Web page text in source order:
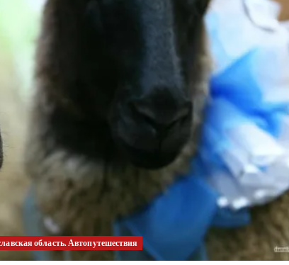
область. Автопутешествия